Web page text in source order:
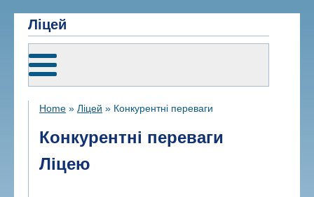
Ліцей
Home » Ліцей » Конкурентні переваги
Конкурентні переваги
Ліцею